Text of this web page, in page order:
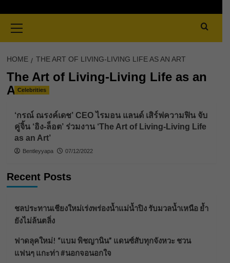
Menu
HOME THE ART OF LIVING-LIVING LIFE AS AN ART
The Art of Living-Living Life as an
ArtCelebrities
‘กรณ์ ณรงค์เดช’ CEO ไรมอน แลนด์ เสิร์ฟความฟิน จับ
คู่จิ้น ‘อิง-ล็อต’ ร่วมงาน ‘The Art of Living-Living Life
as an Art’
Bentleyyapa 07/12/2022
Recent Posts
ชลประทานเชียงใหม่เร่งพร่องน้ำแม่น้ำปิง รับมวลน้ำเหนือ ย้ำ
ยังไม่ล้นตลิ่ง
ฟาดลุคใหม่! “แบม พิชญานิน” แดนซ์สับทุกจังหวะ ชวน
แฟนๆ แกะท่า #นอกจอนอกใจ